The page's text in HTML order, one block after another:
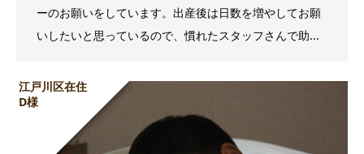
ーのお願いをしています。出産後は日数を増やしてお願
いしたいと思っているので、慣れたスタッフさんで助...
江戸川区在住
D様